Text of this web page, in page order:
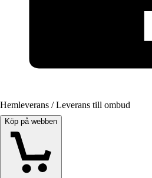
Hemleverans / Leverans till ombud
Köp på webben